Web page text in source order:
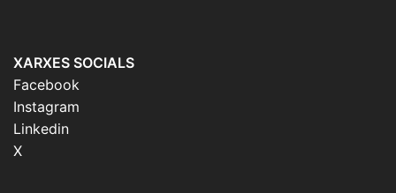
XARXES SOCIALS
Facebook
Instagram
Linkedin
X